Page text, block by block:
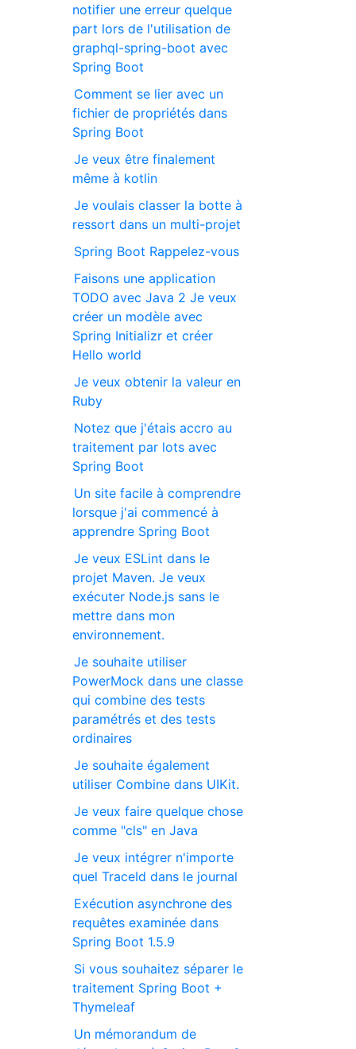
notifier une erreur quelque
part lors de l'utilisation de
graphql-spring-boot avec
Spring Boot
Comment se lier avec un
fichier de propriétés dans
Spring Boot
Je veux être finalement
même à kotlin
Je voulais classer la botte à
ressort dans un multi-projet
Spring Boot Rappelez-vous
Faisons une application
TODO avec Java 2 Je veux
créer un modèle avec
Spring Initializr et créer
Hello world
Je veux obtenir la valeur en
Ruby
Notez que j'étais accro au
traitement par lots avec
Spring Boot
Un site facile à comprendre
lorsque j'ai commencé à
apprendre Spring Boot
Je veux ESLint dans le
projet Maven. Je veux
exécuter Node.js sans le
mettre dans mon
environnement.
Je souhaite utiliser
PowerMock dans une classe
qui combine des tests
paramétrés et des tests
ordinaires
Je souhaite également
utiliser Combine dans UIKit.
Je veux faire quelque chose
comme "cls" en Java
Je veux intégrer n'importe
quel TraceId dans le journal
Exécution asynchrone des
requêtes examinée dans
Spring Boot 1.5.9
Si vous souhaitez séparer le
traitement Spring Boot +
Thymeleaf
Un mémorandum de